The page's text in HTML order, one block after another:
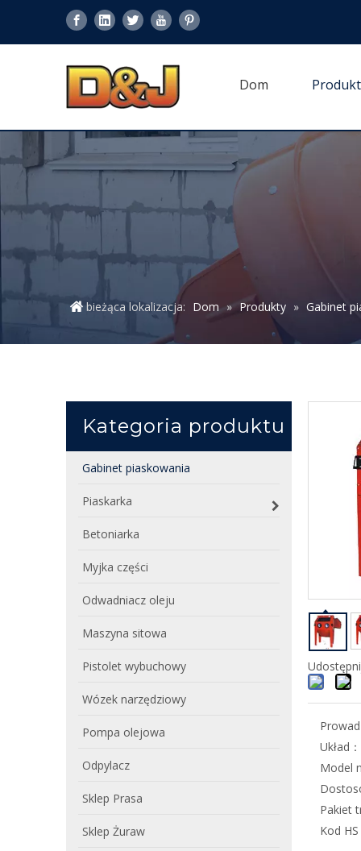
Dom
bieżąca lokalizacja: Dom » Produkty » Gabinet
Kategoria produktu
Gabinet piaskowania
Piaskarka
Betoniarka
Myjka części
Odwadniacz oleju
Maszyna sitowa
Pistolet wybuchowy
Wózek narzędziowy
Pompa olejowa
Odpylacz
Sklep Prasa
Sklep Żuraw
Układ：
Model
Pakiet
Kod HS